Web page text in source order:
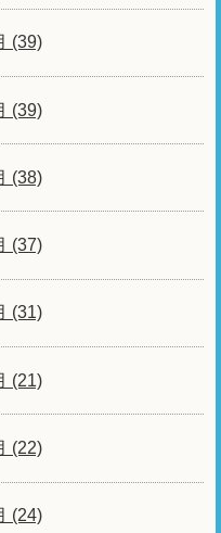
(39)
(39)
(38)
(37)
(31)
(21)
(22)
(24)